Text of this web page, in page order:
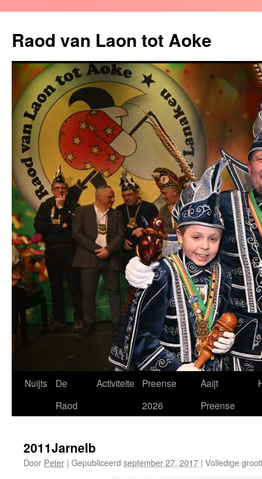
Raod van Laon tot Aoke
Spring
inhoud
Nuijts
De
Raod
Activiteite
Preense
2026
Aaijt
Preense
2011JarneIb
Door Peter | Gepubliceerd september 27, 2017 | Volledige